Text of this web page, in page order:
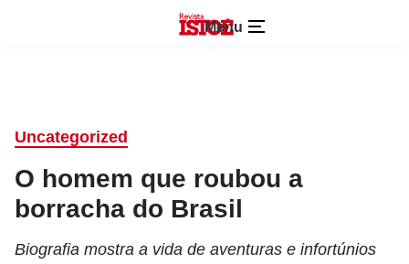
Menu
Uncategorized
O homem que roubou a
borracha do Brasil
Biografia mostra a vida de aventuras e infortúnios